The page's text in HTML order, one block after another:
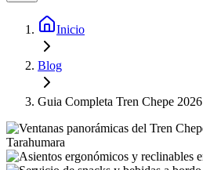
Inicio
Blog
Guia Completa Tren Chepe 2026